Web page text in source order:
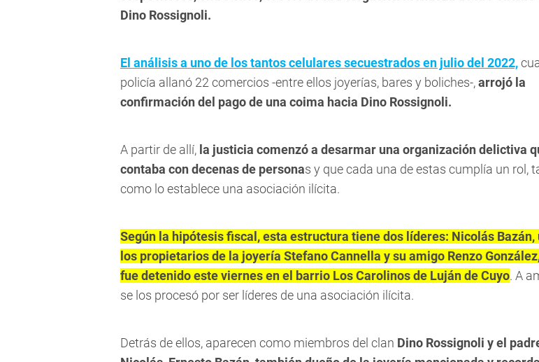
Dino Rossignoli.
El análisis a uno de los tantos celulares secuestrados en julio del 2022,
policía allanó 22 comercios -entre ellos joyerías, bares y boliches-,arrojó la
confirmación del pago de una coima hacia Dino Rossignoli.
A partir de allí, la justicia comenzó a desarmar una organización delictiva
contaba con decenas de personas y que cada una de estas cumplía un rol,
como lo establece una asociación ilícita.
Según la hipótesis fiscal, esta estructura tiene dos líderes: Nicolás Bazán,
los propietarios de la joyería Stefano Cannella y su amigo Renzo
fue detenido este viernes en el barrio Los Carolinos de Luján de Cuyo. A
se los procesó por ser líderes de una asociación ilícita.
Detrás de ellos, aparecen como miembros del clan Dino Rossignoli y el